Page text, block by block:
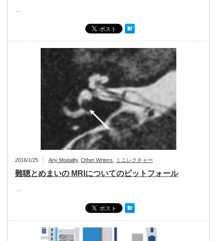
…
2016/1/25 Any Modality, Other Writers ミニレクチャー
難聴とめまいの MRIについてのピットフォール
…